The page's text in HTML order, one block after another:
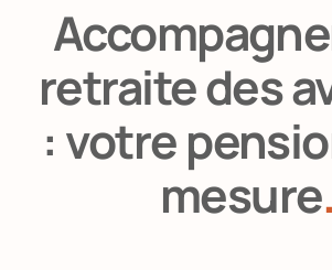
L’équipe
Vous êtes?
Prestations
retraite des
: votre
mesure.